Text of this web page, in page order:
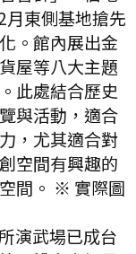
東側基地搶先
。館內展出金
屋等八大主題
此處結合歷史
與活動，適合
，尤其適合對
空間有興趣的
間。 ※ 實際圖
演武場已成台